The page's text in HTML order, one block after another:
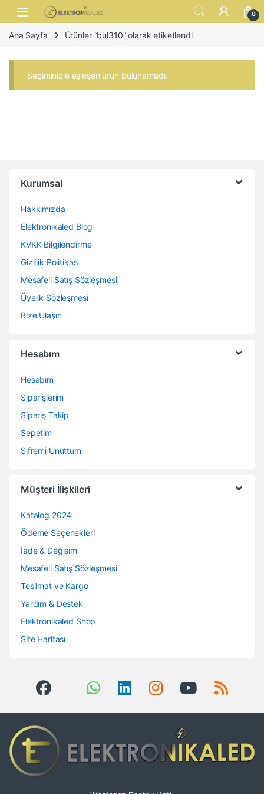
Skip to navigation
Skip to content
Open 0
Ana Sayfa Ürünler “bul310” olarak etiketlendi
Seçiminizle eşleşen ürün bulunamadı.
Kurumsal
Hakkımızda
Elektronikaled Blog
KVKK Bilgilendirme
Gizlilik Politikası
Mesafeli Satış Sözleşmesi
Üyelik Sözleşmesi
Bize Ulaşın
Hesabım
Hesabım
Siparişlerim
Sipariş Takip
Sepetim
Şifremi Unuttum
Müşteri İlişkileri
Katalog 2024
Ödeme Seçenekleri
İade & Değişim
Mesafeli Satış Sözleşmesi
Teslimat ve Kargo
Yardım & Destek
Elektronikaled Shop
Site Haritası